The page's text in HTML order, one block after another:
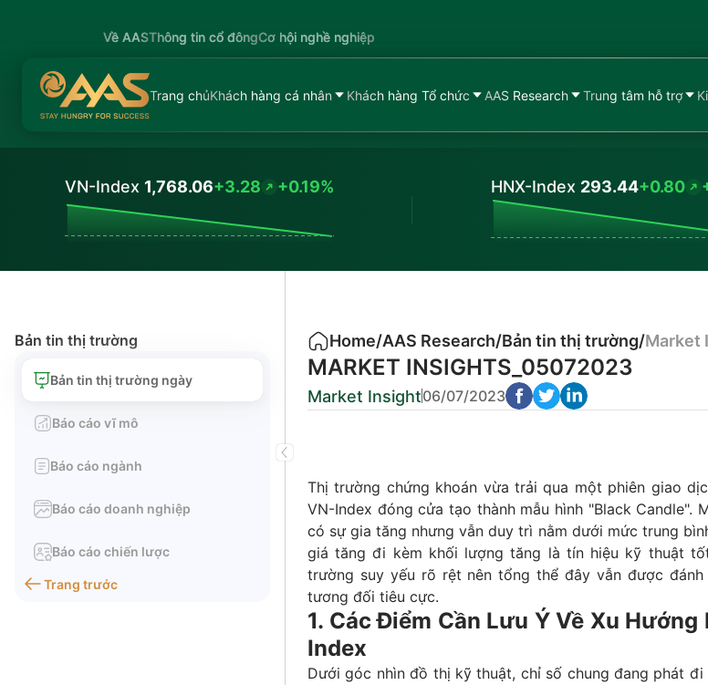
Về AASThông tin cổ đôngCơ hội nghề nghiệp
Trang chủKhách hàng cá nhân Khách hàng Tổ chức AAS Research Trung tâm hỗ trợ
VN-Index 1,768.06+3.28 +0.19% HNX-Index 293.44+0.80
Bản tin thị trường
Bản tin thị trường ngày
Báo cáo vĩ mô
Báo cáo ngành
Báo cáo doanh nghiệp
Báo cáo chiến lược
Trang trước
Home/AAS Research/Bản tin thị trường/Market
MARKET INSIGHTS_05072023
Market Insight06/07/2023
Thị trường chứng khoán vừa trải qua một phiên giao
VN-Index đóng cửa tạo thành mẫu hình "Black Candle".
có sự gia tăng nhưng vẫn duy trì nằm dưới mức trung
giá tăng đi kèm khối lượng tăng là tín hiệu kỹ thuật
trường suy yếu rõ rệt nên tổng thể đây vẫn được
tương đối tiêu cực.
1. Các Điểm Cần Lưu Ý Về Xu
Index
Dưới góc nhìn đồ thị kỹ thuật, chỉ số chung đang phát đi